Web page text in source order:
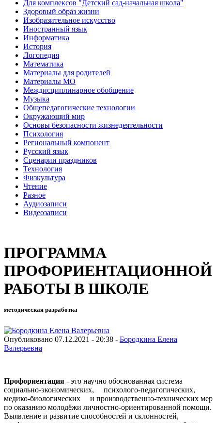
Для комплексов "Детский сад-начальная школа"
Здоровый образ жизни
Изобразительное искусство
Иностранный язык
Информатика
История
Логопедия
Математика
Материалы для родителей
Материалы МО
Междисциплинарное обобщение
Музыка
Общепедагогические технологии
Окружающий мир
Основы безопасности жизнедеятельности
Психология
Региональный компонент
Русский язык
Сценарии праздников
Технология
Физкультура
Чтение
Разное
Аудиозаписи
Видеозаписи
ПРОГРАММА
ПРОФОРИЕНТАЦИОННОЙ
РАБОТЫ В ШКОЛЕ
методическая разработка
Опубликовано 07.12.2021 - 20:38 - Бородкина Елена
Валерьевна
Профориентация - это научно обоснованная система
социально-экономических, психолого-педагогических,
медико-биологических и производственно-технических мер
по оказанию молодёжи личностно-ориентированной помощи.
Выявление и развитие способностей и склонностей,